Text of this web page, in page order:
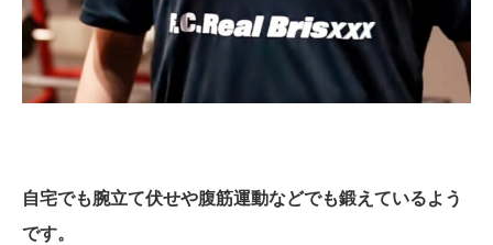
自宅でも腕立て伏せや腹筋運動などでも鍛えているよう
です。